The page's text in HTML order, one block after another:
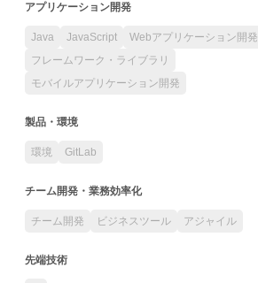
アプリケーション開発
Java JavaScript
Webアプリケーション開発
フレームワーク・ライブラリ
モバイルアプリケーション開発
製品・環境
環境 GitLab
チーム開発・業務効率化
チーム開発 ビジネスツール アジャイル
先端技術